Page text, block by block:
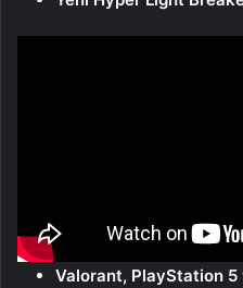
Valorant, PlayStation 5